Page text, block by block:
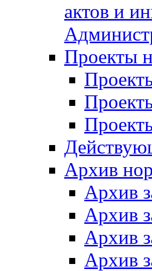
актов и
Проекты
Архив
Архив
Архив
Архив
Архив